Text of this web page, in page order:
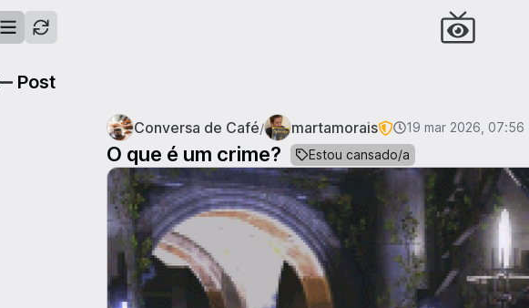
Post
Conversa de Café/ martamorais 19 mar 2026, 07:56
O que é um crime? Estou cansado/a